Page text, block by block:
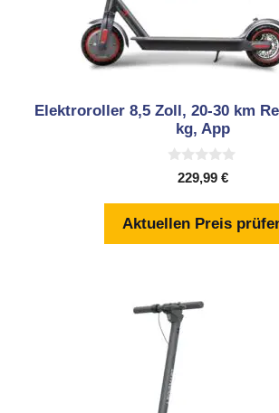
Elektroroller 8,5 Zoll, 20-30 km
kg, App
5
229,99 €
Aktuellen Preis